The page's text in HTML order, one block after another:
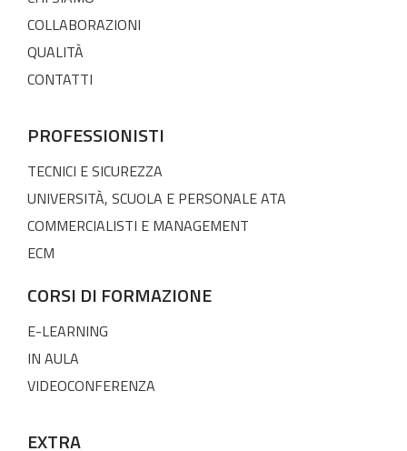
COLLABORAZIONI
QUALITÀ
CONTATTI
PROFESSIONISTI
TECNICI E SICUREZZA
UNIVERSITÀ, SCUOLA E PERSONALE ATA
COMMERCIALISTI E MANAGEMENT
ECM
CORSI DI FORMAZIONE
E-LEARNING
IN AULA
VIDEOCONFERENZA
EXTRA